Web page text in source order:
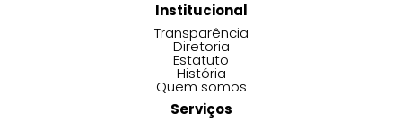
Institucional
Transparência
Diretoria
Estatuto
História
Quem somos
Serviços